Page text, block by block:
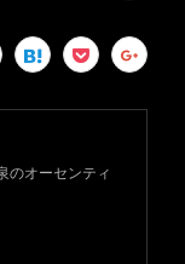
のオーセンティ